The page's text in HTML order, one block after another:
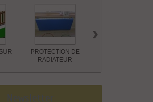
PROTECTION DE
RADIATEUR
›
Newsletter